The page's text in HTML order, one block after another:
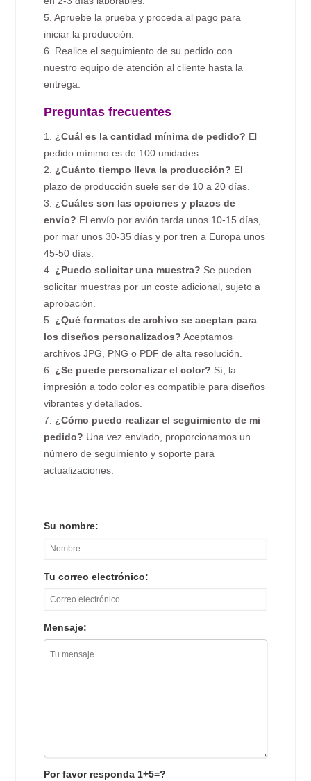
5. Apruebe la prueba y proceda al pago para
iniciar la producción.
6. Realice el seguimiento de su pedido con
nuestro equipo de atención al cliente hasta la
entrega.
Preguntas frecuentes
1. ¿Cuál es la cantidad mínima de pedido? El
pedido mínimo es de 100 unidades.
2. ¿Cuánto tiempo lleva la producción? El
plazo de producción suele ser de 10 a 20 días.
3. ¿Cuáles son las opciones y plazos de
envío? El envío por avión tarda unos 10-15 días,
por mar unos 30-35 días y por tren a Europa unos
45-50 días.
4. ¿Puedo solicitar una muestra? Se pueden
solicitar muestras por un coste adicional, sujeto a
aprobación.
5. ¿Qué formatos de archivo se aceptan para
los diseños personalizados? Aceptamos
archivos JPG, PNG o PDF de alta resolución.
6. ¿Se puede personalizar el color? Sí, la
impresión a todo color es compatible para diseños
vibrantes y detallados.
7. ¿Cómo puedo realizar el seguimiento de mi
pedido? Una vez enviado, proporcionamos un
número de seguimiento y soporte para
actualizaciones.
Su nombre:
Tu correo electrónico:
Mensaje:
Por favor responda 1+5=?